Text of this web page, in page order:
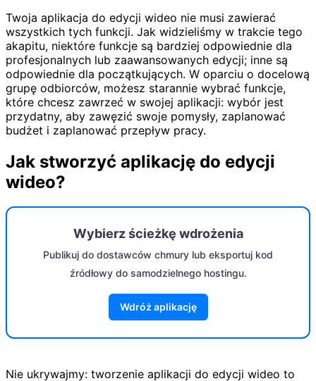
Twoja aplikacja do edycji wideo nie musi zawierać
wszystkich tych funkcji. Jak widzieliśmy w trakcie tego
akapitu, niektóre funkcje są bardziej odpowiednie dla
profesjonalnych lub zaawansowanych edycji; inne są
odpowiednie dla początkujących. W oparciu o docelową
grupę odbiorców, możesz starannie wybrać funkcje,
które chcesz zawrzeć w swojej aplikacji: wybór jest
przydatny, aby zawęzić swoje pomysły, zaplanować
budżet i zaplanować przepływ pracy.
Jak stworzyć aplikację do edycji
wideo?
Wybierz ścieżkę wdrożenia
Publikuj do dostawców chmury lub eksportuj kod
źródłowy do samodzielnego hostingu.
Wdróż aplikację
Nie ukrywajmy: tworzenie aplikacji do edycji wideo to